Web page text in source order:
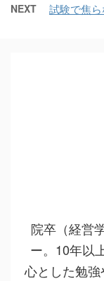
NEXT 試験で焦ら
院卒（経営
ー。10年以
心とした勉